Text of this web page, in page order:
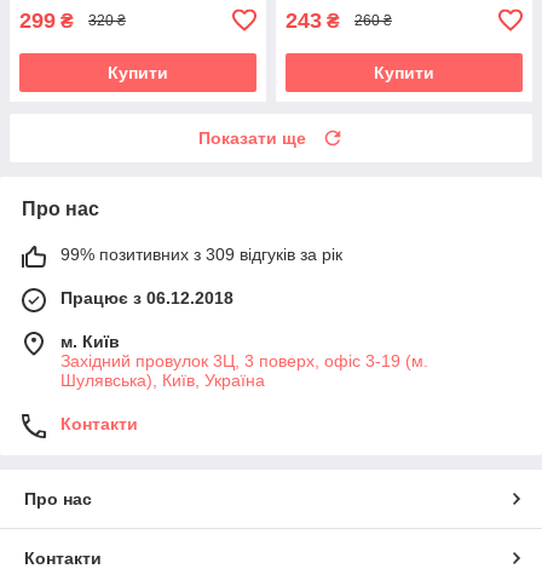
299 ₴ 320 ₴
Купити
243 ₴ 260 ₴
Купити
Показати ще
Про нас
99% позитивних з 309 відгуків за рік
Працює з 06.12.2018
м. Київ
Західний провулок 3Ц, 3 поверх, офіс 3-19 (м.
Шулявська), Київ, Україна
Контакти
Про нас
Контакти